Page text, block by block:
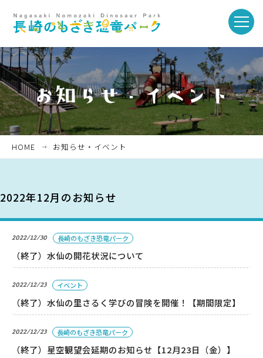
toggle
ホーム
お知らせ・イベント
長崎市恐竜博物館
水仙の丘
軍艦島資料館
野母崎文化センター
インフォメーションセンター
HOME お知らせ・イベント
2022年12月のお知らせ
2022/12/30 長崎のもざき恐竜パーク
（終了）水仙の開花状況について
2022/12/23 イベント
（終了）水仙の里さるく学びの冒険を開催！【期間限定】
2022/12/23 長崎のもざき恐竜パーク
（終了）星空観望会延期のお知らせ【12月23日（金）】